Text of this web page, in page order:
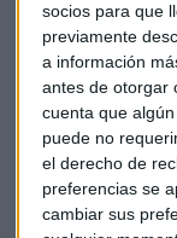
socios para que
previamente
a información
antes de otorgar
cuenta que
puede no
el derecho de
preferencias se
cambiar sus
Entre los
representantes
YouTube, Spotify,
Mahou San
Prime Video,
IPG
participarán
presentadoras